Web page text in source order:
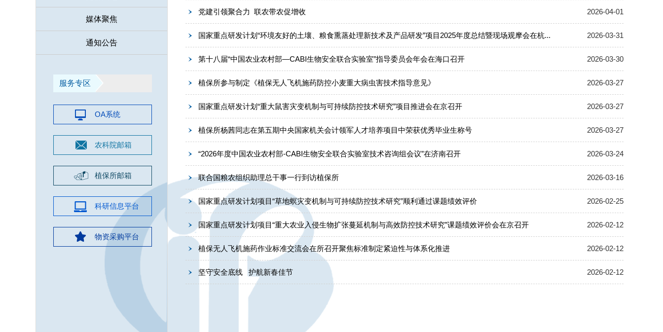
媒体聚焦
通知公告
服务专区
OA系统
农科院邮箱
植保所邮箱
科研信息平台
物资采购平台
2026-04-01
党建引领聚合力 联农带农促增收
2026-03-31
国家重点研发计划“环境友好的土壤、粮食熏蒸处理新技术及产品研发”项目2025年度总结暨现场观摩会在杭...
2026-03-30
第十八届“中国农业农村部—CABI生物安全联合实验室”指导委员会年会在海口召开
2026-03-27
植保所参与制定《植保无人飞机施药防控小麦重大病虫害技术指导意见》
2026-03-27
国家重点研发计划“重大鼠害灾变机制与可持续防控技术研究”项目推进会在京召开
2026-03-27
植保所杨茜同志在第五期中央国家机关会计领军人才培养项目中荣获优秀毕业生称号
2026-03-24
“2026年度中国农业农村部-CABI生物安全联合实验室技术咨询组会议”在济南召开
2026-03-16
联合国粮农组织助理总干事一行到访植保所
2026-02-25
国家重点研发计划项目“草地螟灾变机制与可持续防控技术研究”顺利通过课题绩效评价
2026-02-12
国家重点研发计划项目“重大农业入侵生物扩张蔓延机制与高效防控技术研究”课题绩效评价会在京召开
2026-02-12
植保无人飞机施药作业标准交流会在所召开聚焦标准制定紧迫性与体系化推进
2026-02-12
坚守安全底线 护航新春佳节